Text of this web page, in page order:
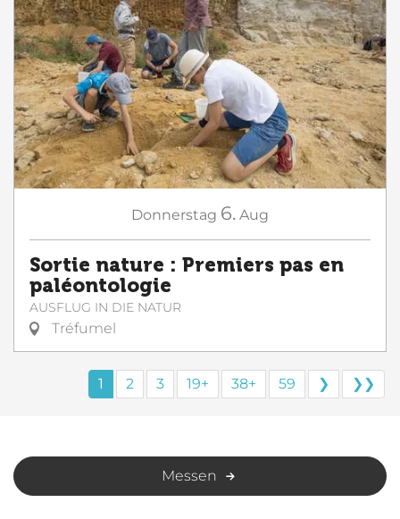
Donnerstag 6. Aug
Sortie nature : Premiers pas en
paléontologie
AUSFLUG IN DIE NATUR
Tréfumel
1 2 3 19+ 38+ 59 ❯ ❯❯
Messen